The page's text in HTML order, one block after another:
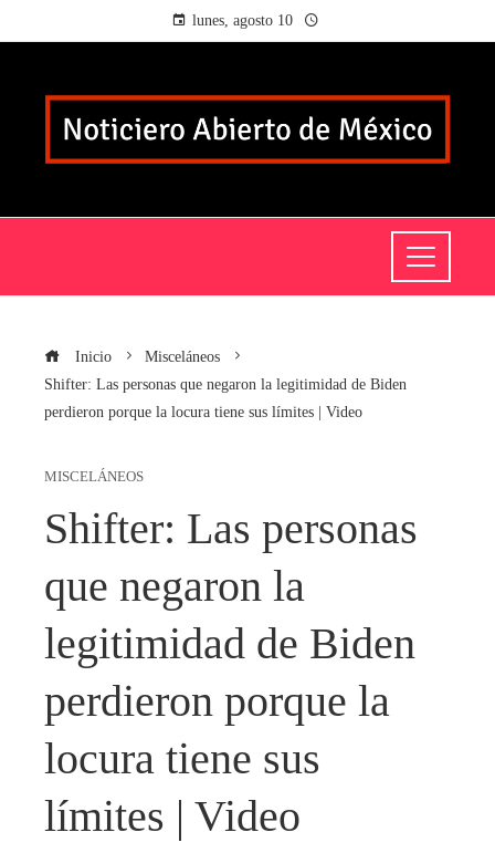
lunes, agosto 10
Inicio
Misceláneos
Shifter: Las personas que negaron la legitimidad de Biden
perdieron porque la locura tiene sus límites | Video
MISCELÁNEOS
Shifter: Las personas
que negaron la
legitimidad de Biden
perdieron porque la
locura tiene sus
límites | Video